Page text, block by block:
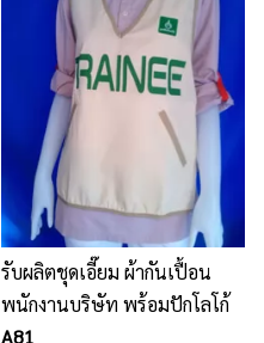
รับผลิตชุดเอี๊ยม ผ้ากันเปื้อน
พนักงานบริษัท พร้อมปักโลโก้
A81